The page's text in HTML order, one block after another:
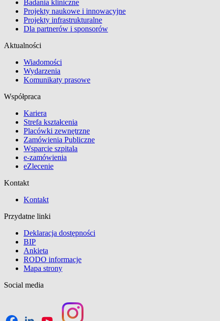
Badania kliniczne
Projekty naukowe i innowacyjne
Projekty infrastrukturalne
Dla partnerów i sponsorów
Aktualności
Wiadomości
Wydarzenia
Komunikaty prasowe
Współpraca
Kariera
Strefa kształcenia
Placówki zewnętrzne
Zamówienia Publiczne
Wsparcie szpitala
e-zamówienia
eZlecenie
Kontakt
Kontakt
Przydatne linki
Deklaracja dostępności
BIP
Ankieta
RODO informacje
Mapa strony
Social media